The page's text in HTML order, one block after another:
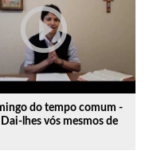
play_circle_outline
do tempo comum -
lhes vós mesmos de